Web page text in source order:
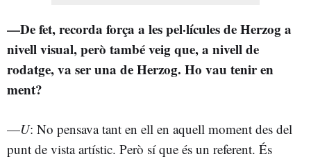
—De fet, recorda força a les pel·lícules de Herzog a
nivell visual, però també veig que, a nivell de
rodatge, va ser una de Herzog. Ho vau tenir en
ment?
—U: No pensava tant en ell en aquell moment des del
punt de vista artístic. Però sí que és un referent. És